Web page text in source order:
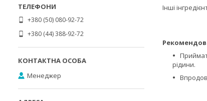
Інші
рідини.
+380 (50) 080-92-72
+380 (44) 388-92-72
Менеджер